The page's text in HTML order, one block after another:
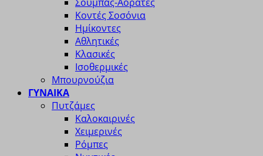
Κοντές Σοσόνια
Ημίκοντες
Αθλητικές
Κλασικές
Ισοθερμικές
Μπουρνούζια
ΓΥΝΑΙΚΑ
Πυτζάμες
Καλοκαιρινές
Χειμερινές
Ρόμπες